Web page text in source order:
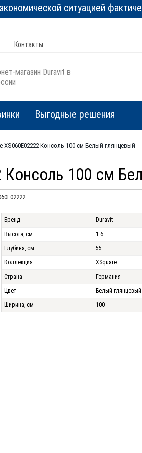
ситуацией
Контакты
магазин Duravit в
Выгодные решения
XS060E02222 Консоль 100 см Белый глянцевый
Консоль 100 см
Бренд
Duravit
Высота, см
1.6
Глубина, см
55
Коллекция
XSquare
Страна
Германия
Цвет
Белый глянцевый
Ширина, см
100